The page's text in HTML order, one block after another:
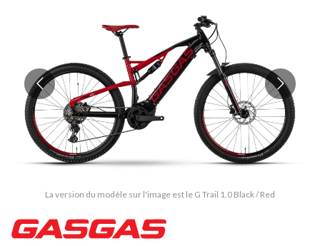
La version du modèle sur l'image est le G Trail 1.0 Black / Red